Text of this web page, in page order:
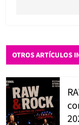
OTROS ARTÍCULOS